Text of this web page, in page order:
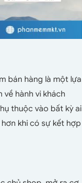
bán hàng là một lựa
hành vi khách
thuộc vào bất kỳ ai
khi có sự kết hợp